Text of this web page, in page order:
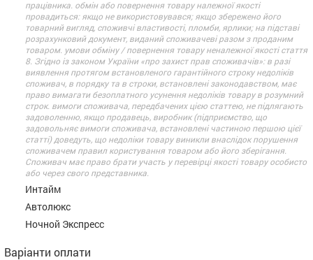
працівника. обмін або повернення товару належної якості
провадиться: якщо не використовувався; якщо збережено його
товарний вигляд, споживчі властивості, пломби, ярлики; на підставі
розрахунковий документ, виданий споживачеві разом з проданим
товаром. умови обміну / повернення товару неналежної якості стаття
8. Згідно із законом України «про захист прав споживачів»: в разі
виявлення протягом встановленого гарантійного строку недоліків
споживач, в порядку та в строки, встановлені законодавством, має
право вимагати безоплатного усунення недоліків товару в розумний
строк. вимоги споживача, передбачених цією статтею, не підлягають
задоволенню, якщо продавець, виробник (підприємство, що
задовольняє вимоги споживача, встановлені частиною першою цієї
статті) доведуть, що недоліки товару виникли внаслідок порушення
споживачем правил користування товаром або його зберігання.
Споживач має право брати участь у перевірці якості товару особисто
або через свого представника.
Интайм
Автолюкс
Ночной Экспресс
Варіанти оплати